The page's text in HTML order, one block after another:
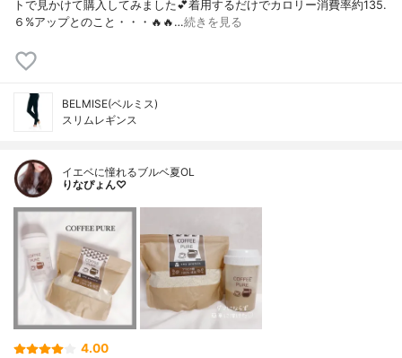
トで見かけて購入してみました💕着用するだけでカロリー消費率約135.
６%アップとのこと・・・🔥🔥…続きを見る
BELMISE(ベルミス)
スリムレギンス
イエベに憧れるブルベ夏OL
りなぴょん♡
4.00